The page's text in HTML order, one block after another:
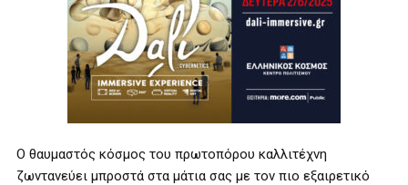
Ο θαυμαστός κόσμος του πρωτοπόρου καλλιτέχνη
ζωντανεύει μπροστά στα μάτια σας με τον πιο εξαιρετικό